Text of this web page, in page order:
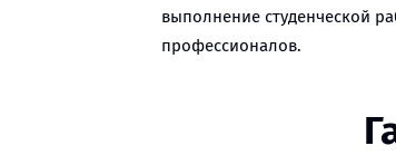
выполнение студенческой
профессионалов.